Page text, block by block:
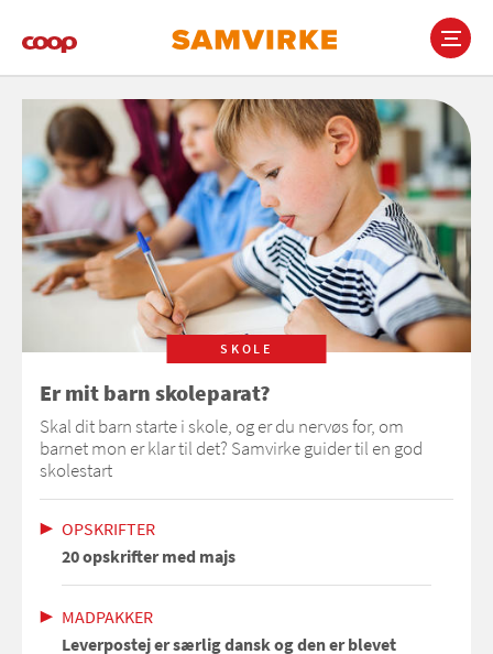
navigation
SKOLE
Er mit barn skoleparat?
Skal dit barn starte i skole, og er du nervøs for, om
barnet mon er klar til det? Samvirke guider til en god
skolestart
OPSKRIFTER
20 opskrifter med majs
MADPAKKER
Leverpostej er særlig dansk og den er blevet